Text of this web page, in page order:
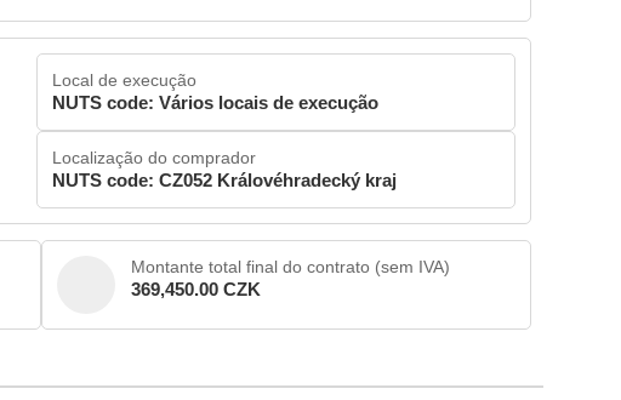
Local de execução
NUTS code: Vários locais de execução
Localização do comprador
NUTS code: CZ052 Královéhradecký kraj
Montante total final do contrato (sem IVA)
369,450.00 CZK